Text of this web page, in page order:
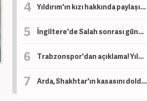
Yıldırım'ın kızı hakkında paylaşım yapan şahıs için tutuklama talebi!
İngiltere'de Salah sonrası gündem Türkiye: Süper Lig, Suudi Arabistan'a rakip oldu!
Trabzonspor'dan açıklama! Yıldız oyuncu operasyon geçirdi
Arda, Shakhtar'ın kasasını dolduracak! Devler prensinin peşinde